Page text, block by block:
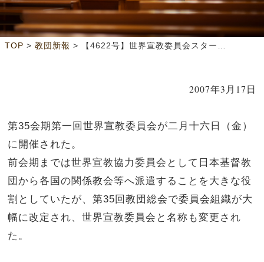
TOP > 教団新報 > 【4622号】世界宣教委員会スタート 大幅な組織改定、名称も変更され 世界宣教委員会
2007年3月17日
第35会期第一回世界宣教委員会が二月十六日（金）
に開催された。
前会期までは世界宣教協力委員会として日本基督教
団から各国の関係教会等へ派遣することを大きな役
割としていたが、第35回教団総会で委員会組織が大
幅に改定され、世界宣教委員会と名称も変更され
た。